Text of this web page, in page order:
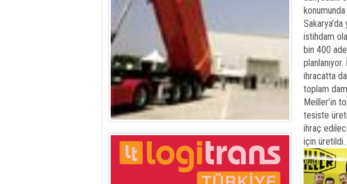
Sakarya’da
istihdam
bin 400
planlanıyor.
ihracatta
toplam
Meiller’in
tesiste
ihraç
için üretildi.